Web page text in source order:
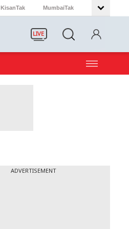
KisanTak MumbaiTak
LIVE
ADVERTISEMENT